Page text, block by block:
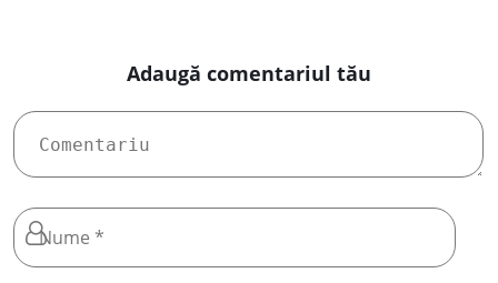
Adaugă comentariul tău